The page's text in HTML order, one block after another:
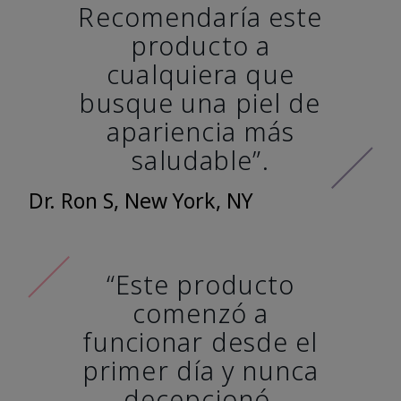
Recomendaría este
producto a
cualquiera que
busque una piel de
apariencia más
saludable”.
Dr. Ron S, New York, NY
“Este producto
comenzó a
funcionar desde el
primer día y nunca